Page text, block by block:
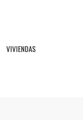
VIVIENDAS